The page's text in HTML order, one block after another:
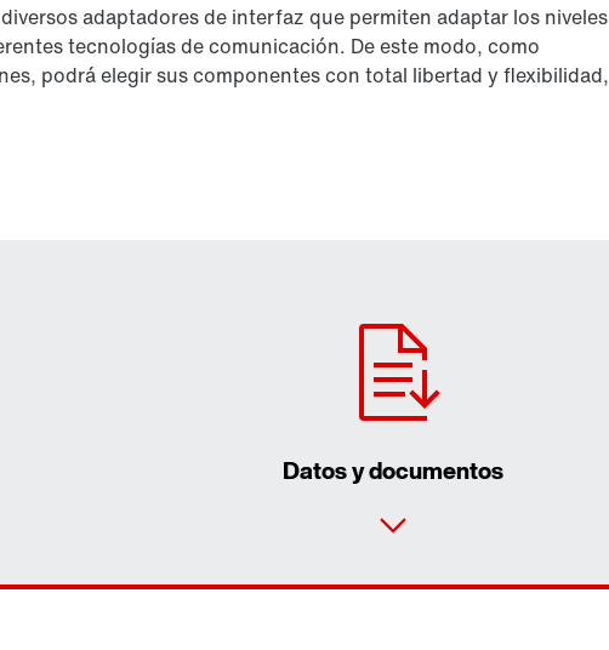
adaptadores de interfaz que permiten adaptar los niveles
tecnologías de comunicación. De este modo, como
podrá elegir sus componentes con total libertad y flexibilidad,
Datos y documentos